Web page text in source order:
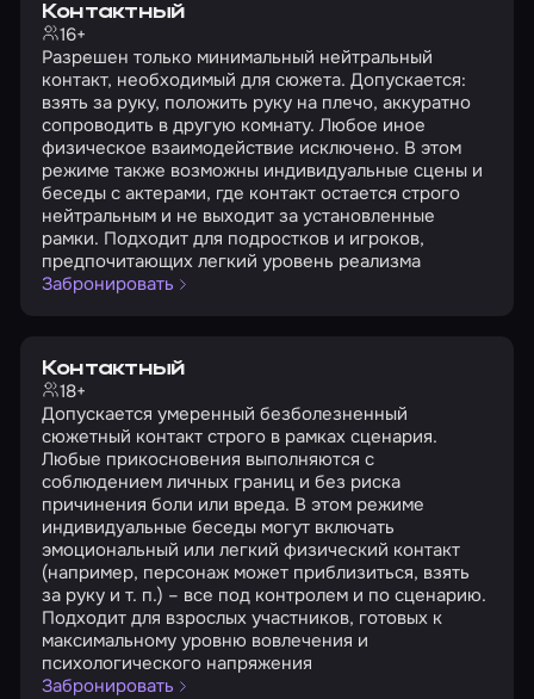
Контактный
16+
Разрешен только минимальный нейтральный
контакт, необходимый для сюжета. Допускается:
взять за руку, положить руку на плечо, аккуратно
сопроводить в другую комнату. Любое иное
физическое взаимодействие исключено. В этом
режиме также возможны индивидуальные сцены и
беседы с актерами, где контакт остается строго
нейтральным и не выходит за установленные
рамки. Подходит для подростков и игроков,
предпочитающих легкий уровень реализма
Забронировать
Контактный
18+
Допускается умеренный безболезненный
сюжетный контакт строго в рамках сценария.
Любые прикосновения выполняются с
соблюдением личных границ и без риска
причинения боли или вреда. В этом режиме
индивидуальные беседы могут включать
эмоциональный или легкий физический контакт
(например, персонаж может приблизиться, взять
за руку и т. п.) – все под контролем и по сценарию.
Подходит для взрослых участников, готовых к
максимальному уровню вовлечения и
психологического напряжения
Забронировать